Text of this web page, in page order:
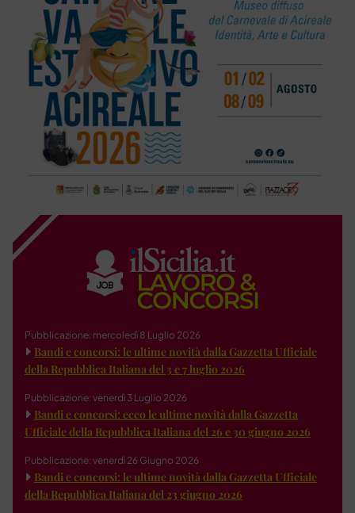
Pubblicazione: mercoledì 8 Luglio 2026
Bandi e concorsi: le ultime novità dalla Gazzetta Ufficiale
della Repubblica Italiana del 3 e 7 luglio 2026
Pubblicazione: venerdì 3 Luglio 2026
Bandi e concorsi: ecco le ultime novità dalla Gazzetta
Ufficiale della Repubblica Italiana del 26 e 30 giugno 2026
Pubblicazione: venerdì 26 Giugno 2026
Bandi e concorsi: le ultime novità dalla Gazzetta Ufficiale
della Repubblica Italiana del 23 giugno 2026